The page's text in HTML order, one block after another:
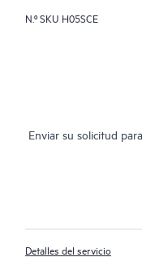
N.º SKU H05SCE
Enviar su solicitud
Detalles del servicio